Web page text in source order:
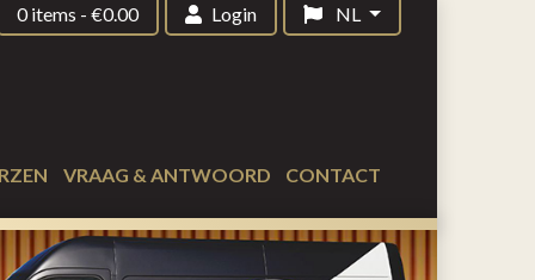
0 items -€0.00 Login NL
VRAAG & ANTWOORD CONTACT